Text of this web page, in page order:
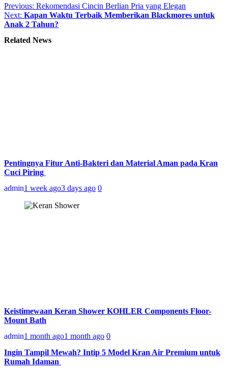
Post
navigation
Previous: Rekomendasi Cincin Berlian Pria yang Elegan
Next: Kapan Waktu Terbaik Memberikan Blackmores untuk
Anak 2 Tahun?
Related News
Pentingnya Fitur Anti-Bakteri dan Material Aman pada Kran
Cuci Piring
admin1 week ago3 days ago 0
Keistimewaan Keran Shower KOHLER Components Floor-
Mount Bath
admin1 month ago1 month ago 0
Ingin Tampil Mewah? Intip 5 Model Kran Air Premium untuk
Rumah Idaman